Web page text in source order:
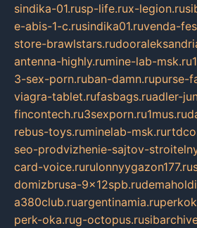
sindika-01.rusp-life.rux-legion.ru
e-abis-1-c.rusindika01.ruvenda-
store-brawlstars.ru
antenna-highly.rumine-lab-msk.ru
3-sex-porn.ruban-damn.rupurse-
viagra-tablet.rufasbags.ruadler-
fincontech.ru3sexporn.ru1mus.ru
rebus-toys.ruminelab-msk.ru
seo-prodvizhenie-sajtov-
card-voice.rurulonnyygazon177.ru
domizbrusa-9x12spb.ru
a380club.ruargentinamia.ru
perk-oka.rug-octopus.ru